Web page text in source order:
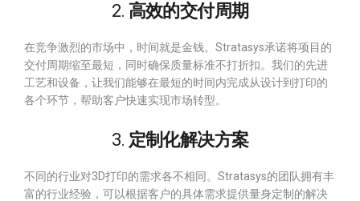
2. 高效的交付周期
在竞争激烈的市场中，时间就是金钱。Stratasys承诺将项目的
交付周期缩至最短，同时确保质量标准不打折扣。我们的先进
工艺和设备，让我们能够在最短的时间内完成从设计到打印的
各个环节，帮助客户快速实现市场转型。
3. 定制化解决方案
不同的行业对3D打印的需求各不相同。Stratasys的团队拥有丰
富的行业经验，可以根据客户的具体需求提供量身定制的解决